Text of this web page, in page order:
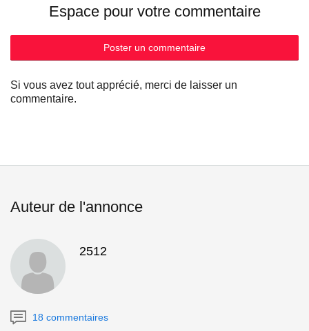
Espace pour votre commentaire
Poster un commentaire
Si vous avez tout apprécié, merci de laisser un
commentaire.
Auteur de l'annonce
2512
18 commentaires